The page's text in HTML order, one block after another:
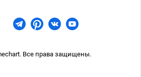
Все права защищены.